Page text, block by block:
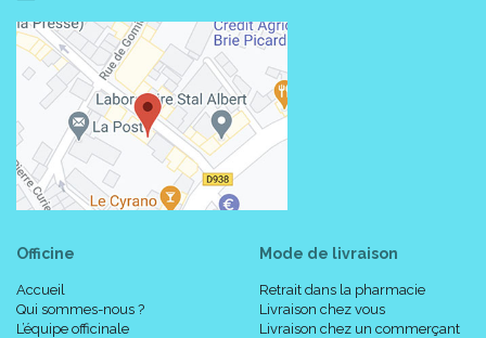
Officine
Accueil
Qui sommes-nous ?
L’équipe officinale
Mode de livraison
Retrait dans la pharmacie
Livraison chez vous
Livraison chez un commerçant